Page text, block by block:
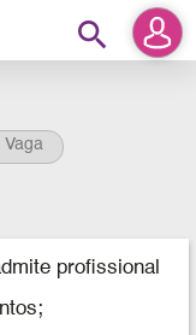
search
Vaga
profissional